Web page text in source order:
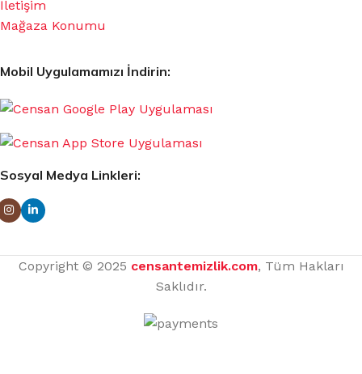
İletişim
Mağaza Konumu
Mobil Uygulamamızı İndirin:
Sosyal Medya Linkleri:
Copyright © 2025 censantemizlik.com, Tüm Hakları
Saklıdır.